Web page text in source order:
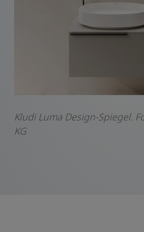
Kludi Luma Design-Spiegel. F
KG